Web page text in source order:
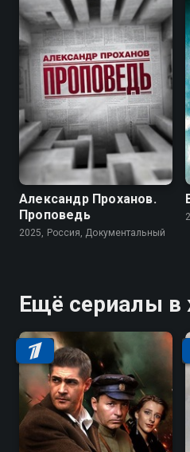
Александр Проханов.
Проповедь
2025, Россия, Документальный
Ещё сериалы